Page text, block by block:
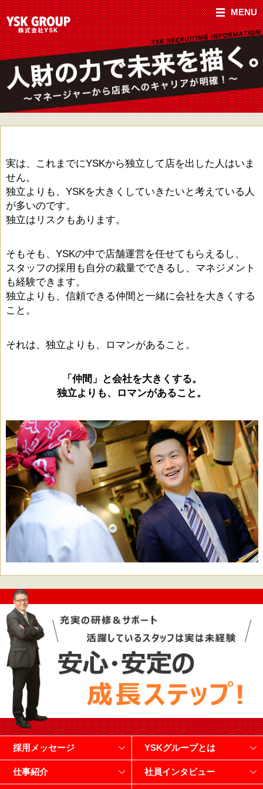
MENU
実は、これまでにYSKから独立して店を出した人はいま
せん。
独立よりも、YSKを大きくしていきたいと考えている人
が多いのです。
独立はリスクもあります。
そもそも、YSKの中で店舗運営を任せてもらえるし、
スタッフの採用も自分の裁量でできるし、マネジメント
も経験できます。
独立よりも、信頼できる仲間と一緒に会社を大きくする
こと。
それは、独立よりも、ロマンがあること。
「仲間」と会社を大きくする。
独立よりも、ロマンがあること。
採用メッセージ YSKグループとは
仕事紹介 社員インタビュー